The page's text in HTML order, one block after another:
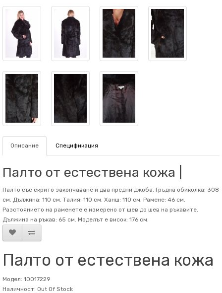
Описание Спецификация
Палто от естествена кожа |
Палто със скрито закопчаване и два предни джоба. Гръдна обиколка: 308
см. Дължина: 110 см. Талия: 110 см. Ханш: 110 см. Рамене: 46 см.
Разстоянието на раменете е измерено от шев до шев на ръкавите.
Дължина на ръкав: 65 см. Mоделът е висок: 176 см.
Палто от естествена кожа
Модел: 10017229
Наличност: Out Of Stock